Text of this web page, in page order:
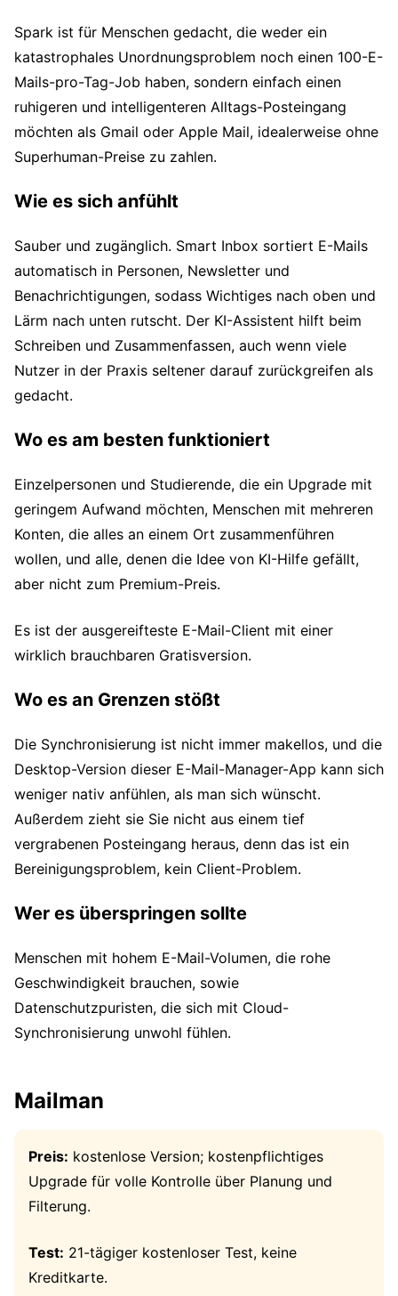
Spark ist für Menschen gedacht, die weder ein
katastrophales Unordnungsproblem noch einen 100-E-
Mails-pro-Tag-Job haben, sondern einfach einen
ruhigeren und intelligenteren Alltags-Posteingang
möchten als Gmail oder Apple Mail, idealerweise ohne
Superhuman-Preise zu zahlen.
Wie es sich anfühlt
Sauber und zugänglich. Smart Inbox sortiert E-Mails
automatisch in Personen, Newsletter und
Benachrichtigungen, sodass Wichtiges nach oben und
Lärm nach unten rutscht. Der KI-Assistent hilft beim
Schreiben und Zusammenfassen, auch wenn viele
Nutzer in der Praxis seltener darauf zurückgreifen als
gedacht.
Wo es am besten funktioniert
Einzelpersonen und Studierende, die ein Upgrade mit
geringem Aufwand möchten, Menschen mit mehreren
Konten, die alles an einem Ort zusammenführen
wollen, und alle, denen die Idee von KI-Hilfe gefällt,
aber nicht zum Premium-Preis.
Es ist der ausgereifteste E-Mail-Client mit einer
wirklich brauchbaren Gratisversion.
Wo es an Grenzen stößt
Die Synchronisierung ist nicht immer makellos, und die
Desktop-Version dieser E-Mail-Manager-App kann sich
weniger nativ anfühlen, als man sich wünscht.
Außerdem zieht sie Sie nicht aus einem tief
vergrabenen Posteingang heraus, denn das ist ein
Bereinigungsproblem, kein Client-Problem.
Wer es überspringen sollte
Menschen mit hohem E-Mail-Volumen, die rohe
Geschwindigkeit brauchen, sowie
Datenschutzpuristen, die sich mit Cloud-
Synchronisierung unwohl fühlen.
Mailman
Preis: kostenlose Version; kostenpflichtiges
Upgrade für volle Kontrolle über Planung und
Filterung.
Test: 21-tägiger kostenloser Test, keine
Kreditkarte.